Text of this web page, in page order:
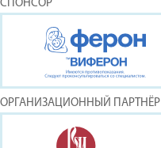
СПОНСОР
ОРГАНИЗАЦИОННЫЙ ПАРТНЁР